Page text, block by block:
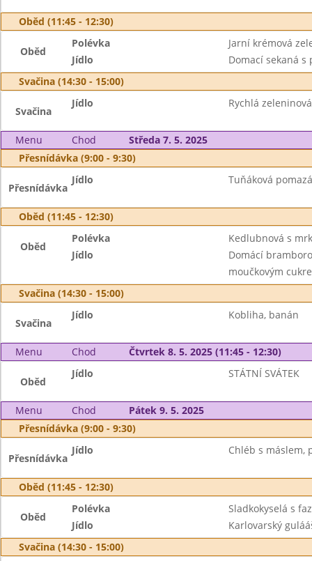
Oběd (11:45 - 12:30)
Oběd
Polévka
Jarní krémová
Jídlo
Domací sekaná
Svačina (14:30 - 15:00)
Svačina
Jídlo Rychlá
Menu Chod
Středa 7. 5. 2025
Přesnídávka (9:00 - 9:30)
Přesnídávka
Jídlo Tuňáková
Oběd (11:45 - 12:30)
Oběd
Polévka
Kedlubnová s
Jídlo
Domácí
moučkovým
Svačina (14:30 - 15:00)
Svačina
Jídlo Kobliha, banán
Menu Chod Čtvrtek 8. 5. 2025 (11:45 - 12:30)
Oběd
Jídlo STÁTNÍ SVÁTEK
Menu Chod
Pátek 9. 5. 2025
Přesnídávka (9:00 - 9:30)
Přesnídávka
Jídlo Chléb s máslem,
Oběd (11:45 - 12:30)
Oběd
Polévka
Sladkokyselá s
Jídlo
Karlovarský
Svačina (14:30 - 15:00)